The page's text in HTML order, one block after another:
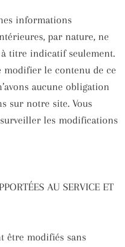
informations
par nature, ne
titre indicatif seulement.
modifier le contenu de ce
aucune obligation
sur notre site. Vous
les modifications
AU SERVICE ET
être modifiés sans